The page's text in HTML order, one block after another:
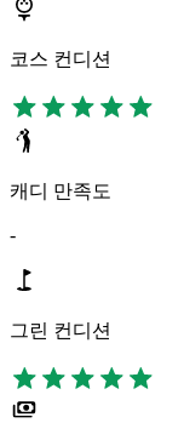
코스 컨디션
캐디 만족도
-
그린 컨디션